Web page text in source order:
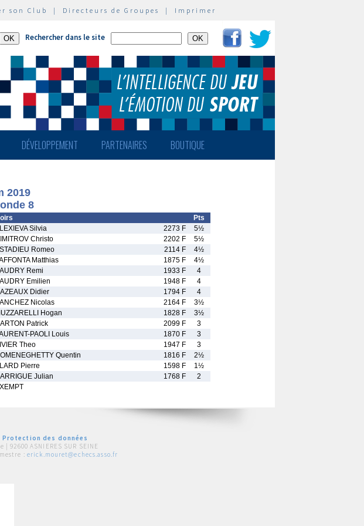
son Club | Directeurs de Groupes | Imprimer
Rechercher dans le site
DÉVELOPPEMENT PARTENAIRES BOUTIQUE
2019
8
Pts
Silvia 2273 F
5½
Christo 2202 F
5½
Romeo 2114 F
4½
Matthias 1875 F
4½
Remi 1933 F
4
Emilien 1948 F
4
Didier 1794 F
4
Nicolas 2164 F
3½
Hogan 1828 F
3½
Patrick 2099 F
3
PAOLI Louis 1870 F
3
Theo 1947 F
3
Quentin 1816 F
2½
Pierre 1598 F
1½
Julian 1768 F
2
Protection des données
92600 ASNIERES SUR SEINE
: erick.mouret@echecs.asso.fr